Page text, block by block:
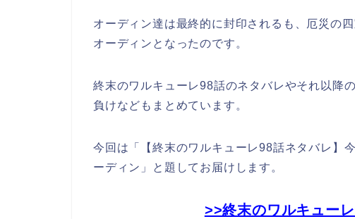
オーディン達は最終的に封印されるも、厄災の
オーディンとなったのです。
終末のワルキューレ98話のネタバレやそれ以降
負けなどもまとめています。
今回は「【終末のワルキューレ98話ネタバレ】
ーディン」と題してお届けします。
>>終末のワルキュー